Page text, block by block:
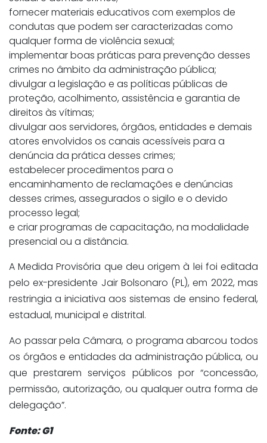
fornecer materiais educativos com exemplos de
condutas que podem ser caracterizadas como
qualquer forma de violência sexual;
implementar boas práticas para prevenção desses
crimes no âmbito da administração pública;
divulgar a legislação e as políticas públicas de
proteção, acolhimento, assistência e garantia de
direitos às vítimas;
divulgar aos servidores, órgãos, entidades e demais
atores envolvidos os canais acessíveis para a
denúncia da prática desses crimes;
estabelecer procedimentos para o
encaminhamento de reclamações e denúncias
desses crimes, assegurados o sigilo e o devido
processo legal;
e criar programas de capacitação, na modalidade
presencial ou a distância.
A Medida Provisória que deu origem à lei foi editada
pelo ex-presidente Jair Bolsonaro (PL), em 2022, mas
restringia a iniciativa aos sistemas de ensino federal,
estadual, municipal e distrital.
Ao passar pela Câmara, o programa abarcou todos
os órgãos e entidades da administração pública, ou
que prestarem serviços públicos por “concessão,
permissão, autorização, ou qualquer outra forma de
delegação”.
Fonte: G1